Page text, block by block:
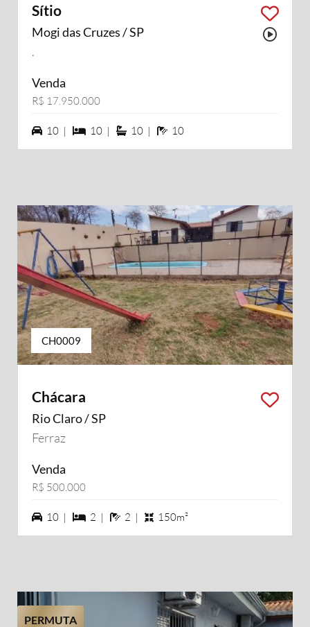
Sítio
Mogi das Cruzes / SP
.
Venda
R$ 17.950.000
10 vagas na garagem
10 | 10 dormiórios
10 | 10 suítes
10 | 10 banheiros
10
CH0009
Chácara
Rio Claro / SP
Ferraz
Venda
R$ 500.000
10 vagas na garagem
10 | 2 dormiórios
2 | 2 banheiros
2 | 150m²
PERMUTA